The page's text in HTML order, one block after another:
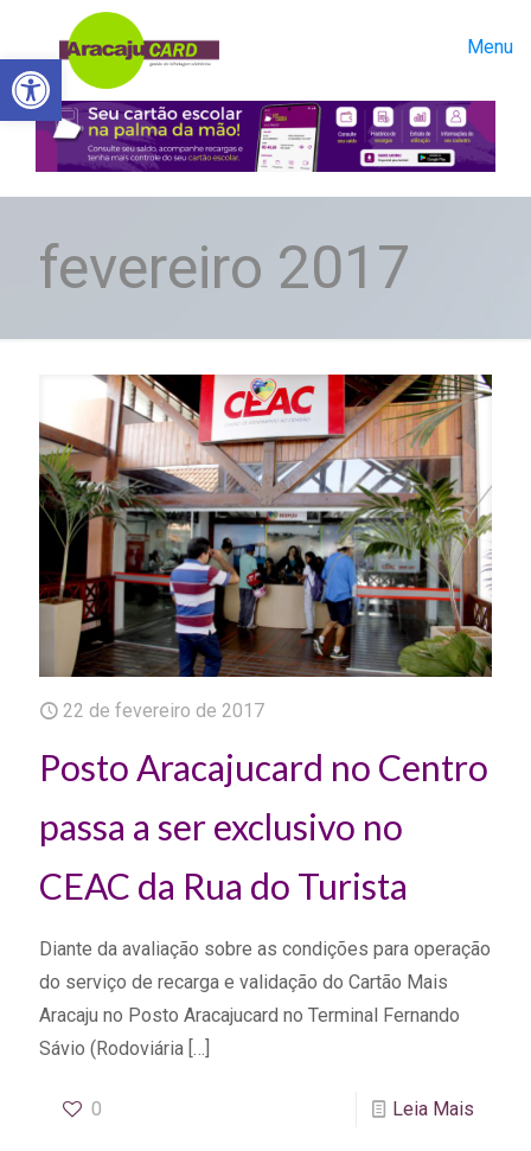
Abrir a barra de ferramentas
Menu
fevereiro 2017
22 de fevereiro de 2017
Posto Aracajucard no Centro
passa a ser exclusivo no
CEAC da Rua do Turista
Diante da avaliação sobre as condições para operação
do serviço de recarga e validação do Cartão Mais
Aracaju no Posto Aracajucard no Terminal Fernando
Sávio (Rodoviária […]
0 Leia Mais